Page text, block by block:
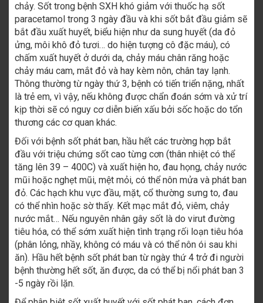
chảy. Sốt trong bệnh SXH khó giảm với thuốc hạ sốt
paracetamol trong 3 ngày đầu và khi sốt bắt đầu giảm sẽ
bắt đầu xuất huyết, biểu hiện như da sung huyết (da đỏ
ửng, môi khô đỏ tươi… do hiện tượng cô đặc máu), có
chấm xuất huyết ở dưới da, chảy máu chân răng hoặc
chảy máu cam, mắt đỏ và hay kèm nôn, chân tay lạnh.
Thông thường từ ngày thứ 3, bệnh có tiến triển nặng, nhất
là trẻ em, vì vậy, nếu không được chẩn đoán sớm và xử trí
kịp thời sẽ có nguy cơ diễn biến xấu bởi sốc hoặc do tổn
thương các cơ quan khác.
Đối với bệnh sốt phát ban, hầu hết các trường hợp bắt
đầu với triệu chứng sốt cao từng cơn (thân nhiệt có thể
tăng lên 39 – 400C) và xuất hiện ho, đau họng, chảy nước
mũi hoặc nghẹt mũi, mệt mỏi, có thể nôn mửa và phát ban
đỏ. Các hạch khu vực đầu, mặt, cổ thường sưng to, đau
có thể nhìn hoặc sờ thấy. Kết mạc mắt đỏ, viêm, chảy
nước mắt… Nếu nguyên nhân gây sốt là do virut đường
tiêu hóa, có thể sớm xuất hiện tình trạng rối loạn tiêu hóa
(phân lỏng, nhầy, không có máu và có thể nôn ói sau khi
ăn). Hầu hết bệnh sốt phát ban từ ngày thứ 4 trở đi người
bệnh thường hết sốt, ăn được, da có thể bị nổi phát ban 3
-5 ngày rồi lặn.